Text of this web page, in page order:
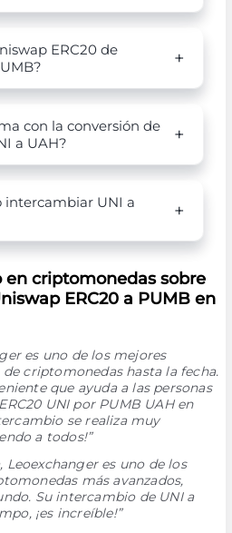
ERC20 de
con la conversión de
a UAH?
intercambiar UNI a
criptomonedas sobre
ERC20 a PUMB en
es uno de los mejores
criptomonedas hasta la fecha.
que ayuda a las personas
UNI por PUMB UAH en
se realiza muy
a todos!”
Leoexchanger es uno de los
más avanzados,
Su intercambio de UNI a
¡es increíble!”